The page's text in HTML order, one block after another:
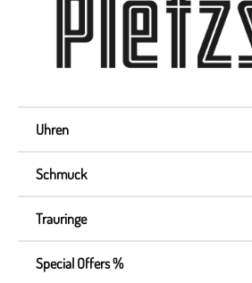
Uhren
Schmuck
Trauringe
Special Offers %